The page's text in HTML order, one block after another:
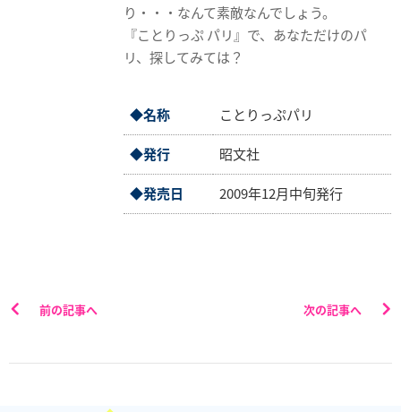
り・・・なんて素敵なんでしょう。
『ことりっぷ パリ』で、あなただけのパ
リ、探してみては？
◆名称 ことりっぷパリ
◆発行 昭文社
◆発売日 2009年12月中旬発行
前の記事へ 次の記事へ